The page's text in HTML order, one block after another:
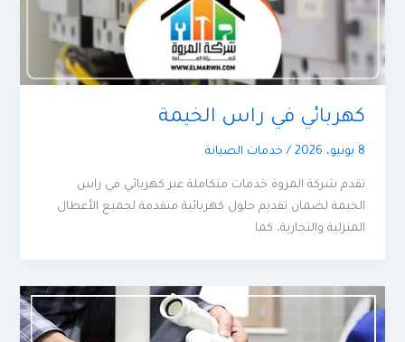
كهربائي في راس الخيمة
8 يونيو، 2026 / خدمات الصيانة
تقدم شركة المروة خدمات متكاملة عبر كهربائي في راس
الخيمة لضمان تقديم حلول كهربائية متقدمة لجميع الأعطال
المنزلية والتجارية، كما